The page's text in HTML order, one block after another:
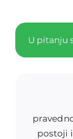
U pitanju
postoji